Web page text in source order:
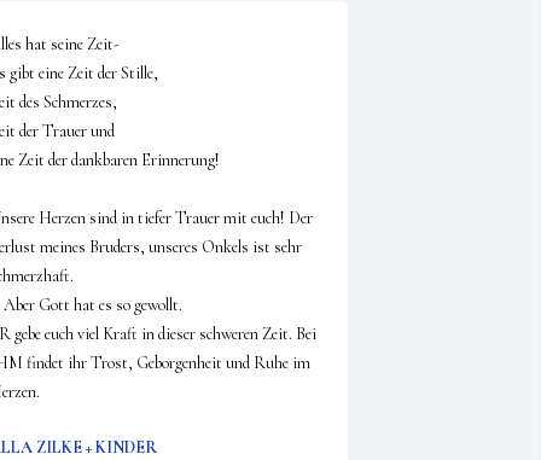
hat seine Zeit-
gibt eine Zeit der Stille,
des Schmerzes,
der Trauer und
Zeit der dankbaren Erinnerung!
Herzen sind in tiefer Trauer mit euch! Der
meines Bruders, unseres Onkels ist sehr
Gott hat es so gewollt.
gebe euch viel Kraft in dieser schweren Zeit. Bei
findet ihr Trost, Geborgenheit und Ruhe im
ZILKE + KINDER